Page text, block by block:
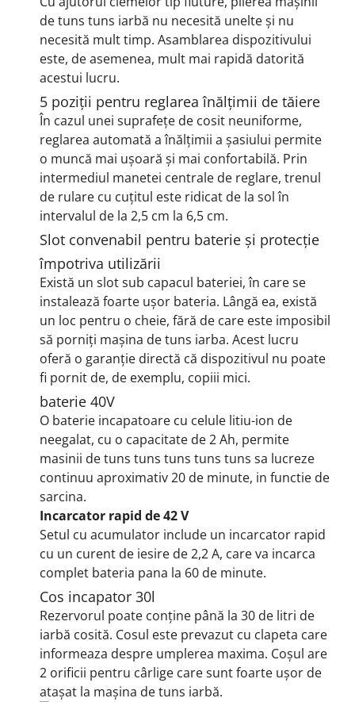
de tuns tuns iarbă nu necesită unelte și nu
necesită mult timp. Asamblarea dispozitivului
este, de asemenea, mult mai rapidă datorită
acestui lucru.
5 poziții pentru reglarea înălțimii de tăiere
În cazul unei suprafețe de cosit neuniforme,
reglarea automată a înălțimii a șasiului permite
o muncă mai ușoară și mai confortabilă. Prin
intermediul manetei centrale de reglare, trenul
de rulare cu cuțitul este ridicat de la sol în
intervalul de la 2,5 cm la 6,5 ​​cm.
Slot convenabil pentru baterie și protecție
împotriva utilizării
Există un slot sub capacul bateriei, în care se
instalează foarte ușor bateria. Lângă ea, există
un loc pentru o cheie, fără de care este imposibil
să porniți mașina de tuns iarba. Acest lucru
oferă o garanție directă că dispozitivul nu poate
fi pornit de, de exemplu, copiii mici.
baterie 40V
O baterie incapatoare cu celule litiu-ion de
neegalat, cu o capacitate de 2 Ah, permite
masinii de tuns tuns tuns tuns tuns sa lucreze
continuu aproximativ 20 de minute, in functie de
sarcina.
Incarcator rapid de 42 V
Setul cu acumulator include un incarcator rapid
cu un curent de iesire de 2,2 A, care va incarca
complet bateria pana la 60 de minute.
Cos incapator 30l
Rezervorul poate conține până la 30 de litri de
iarbă cosită. Cosul este prevazut cu clapeta care
informeaza despre umplerea maxima. Coșul are
2 orificii pentru cârlige care sunt foarte ușor de
atașat la mașina de tuns iarbă.